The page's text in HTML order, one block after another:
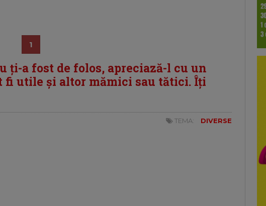
1
ți-a fost de folos, apreciază-l cu un
fi utile și altor mămici sau tătici. Îți
TEMA: DIVERSE